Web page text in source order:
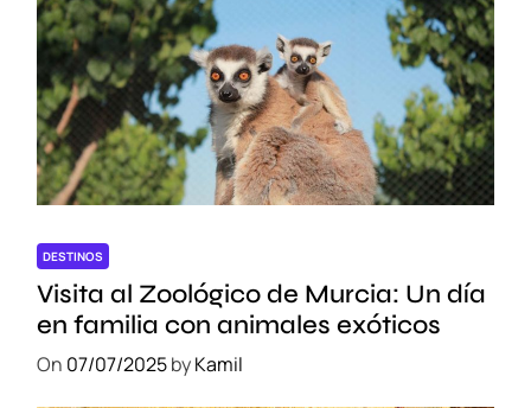
DESTINOS
Visita al Zoológico de Murcia: Un día
en familia con animales exóticos
On 07/07/2025byKamil